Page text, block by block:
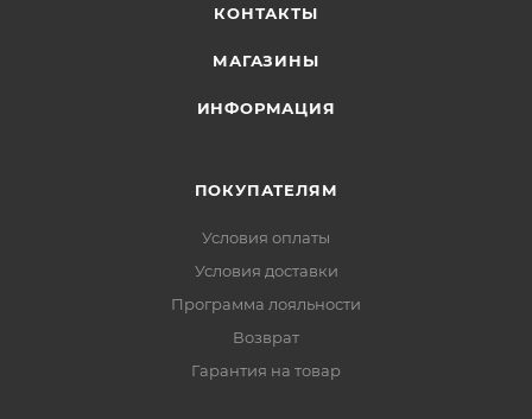
(полиспасты, такелажные работы).
КОНТАКТЫ
МАГАЗИНЫ
ИНФОРМАЦИЯ
ПОКУПАТЕЛЯМ
Условия оплаты
Условия доставки
Программа лояльности
Возврат
Гарантия на товар